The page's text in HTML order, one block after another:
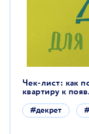
Чек-лист: как
квартиру к
#декрет